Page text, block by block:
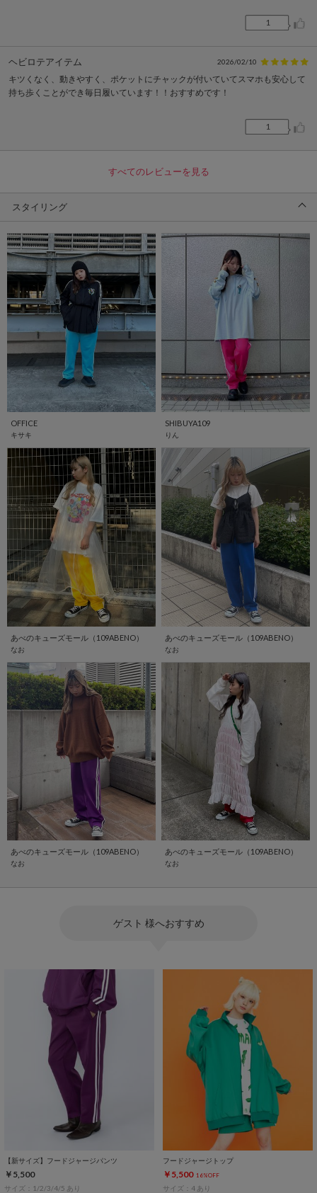
1
ヘビロテアイテム 2026/02/10
キツくなく、動きやすく、ポケットにチャックが付いていてスマホも安心して
持ち歩くことができ毎日履いています！！おすすめです！
1
すべてのレビューを見る
スタイリング
OFFICE
キサキ
SHIBUYA109
りん
あべのキューズモール（109ABENO）
なお
あべのキューズモール（109ABENO）
なお
あべのキューズモール（109ABENO）
なお
あべのキューズモール（109ABENO）
なお
ゲスト 様へおすすめ
【新サイズ】フードジャージパンツ
￥5,500
サイズ：1/2/3/4/5 あり
フードジャージトップ
￥5,500 16%OFF
サイズ：4 あり